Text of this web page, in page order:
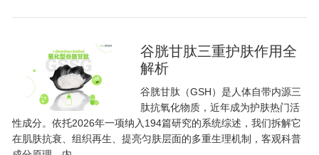
谷胱甘肽三重护肤作用全
解析
谷胱甘肽（GSH）是人体自带内源三
肽抗氧化物质，近年成为护肤热门活
性成分。依托2026年一项纳入194篇研究的系统综述，我们拆解它
在肌肤抗衰、组织再生、提亮匀肤层面的多重生理机制，客观科普